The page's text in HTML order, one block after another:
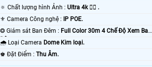
🔅 Chất lượng hình Ảnh : Ultra 4k 👍🏾 .
⚜️ Camera Công nghệ : IP POE.
❂ Giám sát Ban Đêm : Full Color 30m 4 Chế Độ Xem Ban
Đêm.🌧️ Loại Camera Dome Kim loại.
️♚ Đặt Điểm : Thu Âm.